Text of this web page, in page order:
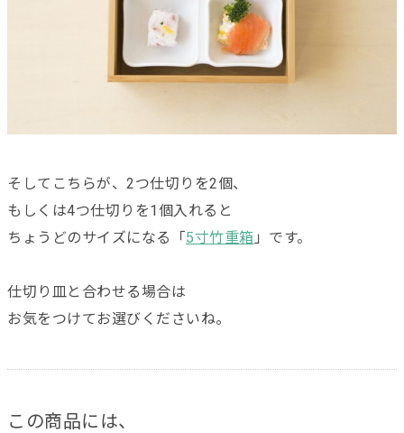
そしてこちらが、2つ仕切りを2個、
もしくは4つ仕切りを1個入れると
ちょうどのサイズになる「5寸竹重箱 」です。
仕切り皿と合わせる場合は
お気をつけてお選びくださいね。
この商品には、